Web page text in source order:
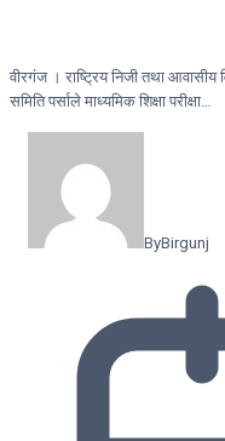
वीरगंज । राष्ट्रिय निजी तथा आवासीय
समिति पर्साले माध्यमिक शिक्षा परीक्षा…
ByBirgunj